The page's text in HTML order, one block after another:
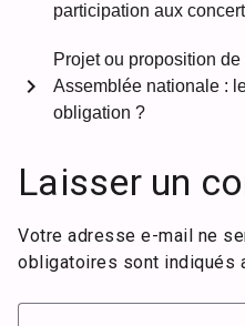
participation aux
Projet ou proposition de
Assemblée nationale :
obligation ?
chevron_right
Laisser un
Votre adresse e-mail ne
obligatoires sont indiqués